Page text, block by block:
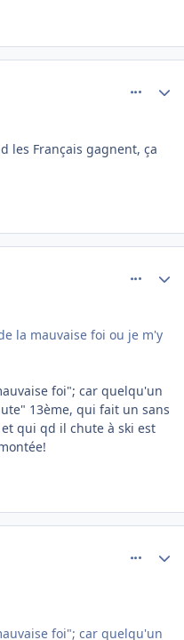
les Français gagnent, ça
la mauvaise foi ou je m'y
foi"; car quelqu'un
13ème, qui fait un sans
qui qd il chute à ski est
foi"; car quelqu'un